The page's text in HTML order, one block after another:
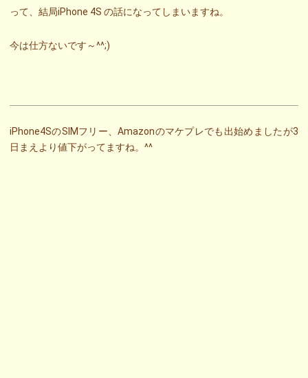
って、結局iPhone 4S の話になってしまいますね。
今は仕方ないです～^^;)
iPhone4SのSIMフリー、Amazonのマケプレでも出始めましたが3
日まえより値下がってますね。^^